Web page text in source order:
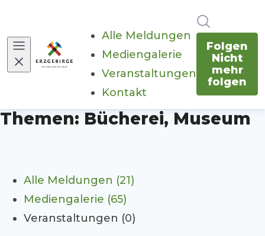
Alle Meldungen
Mediengalerie
Veranstaltungen
Kontakt
Folgen
Nicht
mehr
folgen
Themen: Bücherei, Museum
Alle Meldungen (21)
Mediengalerie (65)
Veranstaltungen (0)